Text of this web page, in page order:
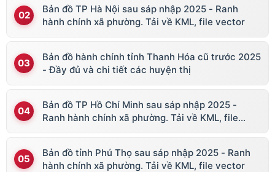
Bản đồ TP Hà Nội sau sáp nhập 2025 - Ranh
hành chính xã phường. Tải về KML, file vector
Bản đồ hành chính tỉnh Thanh Hóa cũ trước 2025
- Đầy đủ và chi tiết các huyện thị
Bản đồ TP Hồ Chí Minh sau sáp nhập 2025 -
Ranh hành chính xã phường. Tải về KML, file
Bản đồ tỉnh Phú Thọ sau sáp nhập 2025 - Ranh
hành chính xã phường. Tải về KML, file vector